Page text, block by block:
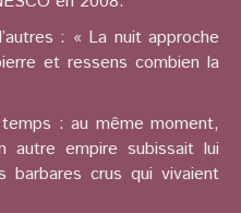
: « La nuit approche
et ressens combien la
: au même moment,
autre empire subissait lui
barbares crus qui vivaient